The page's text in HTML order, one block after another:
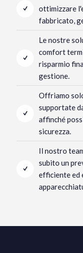
ottimizzare
fabbricato,
Le nostre
comfort
risparmio
gestione.
Offriamo
supportate
affinché
sicurezza.
Il nostro
subito un
efficiente ed